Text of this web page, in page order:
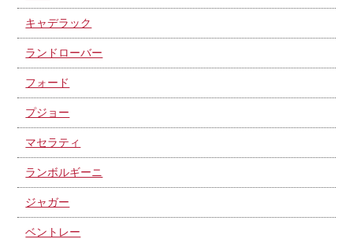
キャデラック
ランドローバー
フォード
プジョー
マセラティ
ランボルギーニ
ジャガー
ベントレー